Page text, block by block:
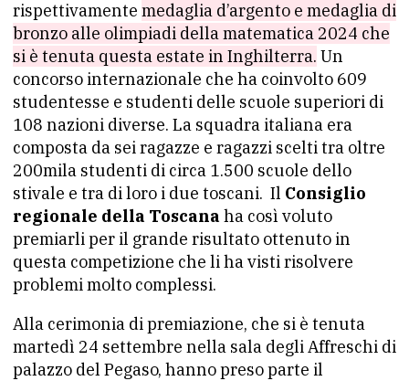
rispettivamente medaglia d’argento e medaglia di
bronzo alle olimpiadi della matematica 2024 che
si è tenuta questa estate in Inghilterra. Un
concorso internazionale che ha coinvolto 609
studentesse e studenti delle scuole superiori di
108 nazioni diverse. La squadra italiana era
composta da sei ragazze e ragazzi scelti tra oltre
200mila studenti di circa 1.500 scuole dello
stivale e tra di loro i due toscani. Il Consiglio
regionale della Toscana ha così voluto
premiarli per il grande risultato ottenuto in
questa competizione che li ha visti risolvere
problemi molto complessi.
Alla cerimonia di premiazione, che si è tenuta
martedì 24 settembre nella sala degli Affreschi di
palazzo del Pegaso, hanno preso parte il